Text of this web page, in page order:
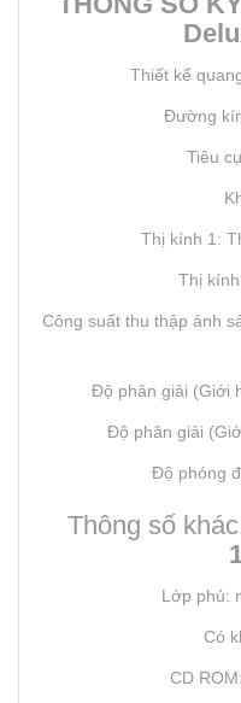
Thiết kế
Đường
Tiêu
Thị kính 1:
Thị
Công suất thu thập ánh
Độ phân giải (Giới
Độ phân giải
Độ phóng
Thông số
Lớp phủ:
Có
CD